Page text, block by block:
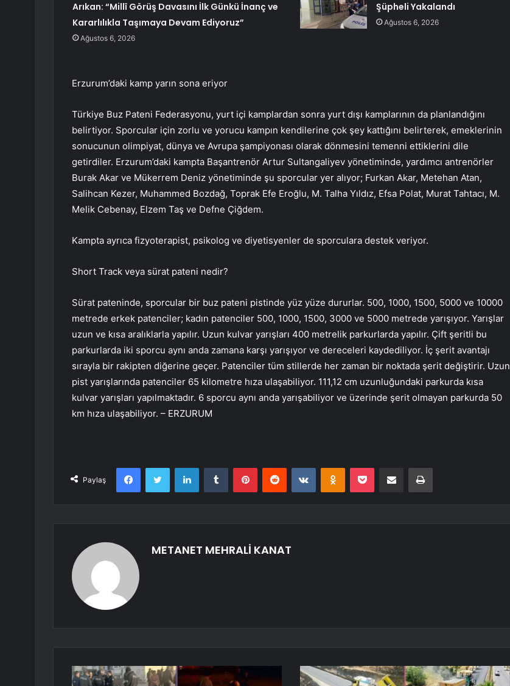
Arıkan: “Millî Görüş Davasını İlk Günkü İnanç ve
Kararlılıkla Taşımaya Devam Ediyoruz”
Ağustos 6, 2026
Şüpheli Yakalandı
Ağustos 6, 2026
Erzurum’daki kamp yarın sona eriyor
Türkiye Buz Pateni Federasyonu, yurt içi kamplardan sonra yurt dışı kamplarının da planlandığını
belirtiyor. Sporcular için zorlu ve yorucu kampın kendilerine çok şey kattığını belirterek, emeklerinin
sonucunun olimpiyat, dünya ve Avrupa şampiyonası olarak dönmesini temenni ettiklerini dile
getirdiler. Erzurum’daki kampta Başantrenör Artur Sultangaliyev yönetiminde, yardımcı antrenörler
Burak Akar ve Mükerrem Deniz yönetiminde şu sporcular yer alıyor; Furkan Akar, Metehan Atan,
Salihcan Kezer, Muhammed Bozdağ, Toprak Efe Eroğlu, M. Talha Yıldız, Efsa Polat, Murat Tahtacı, M.
Melik Cebenay, Elzem Taş ve Defne Çiğdem.
Kampta ayrıca fizyoterapist, psikolog ve diyetisyenler de sporculara destek veriyor.
Short Track veya sürat pateni nedir?
Sürat pateninde, sporcular bir buz pateni pistinde yüz yüze dururlar. 500, 1000, 1500, 5000 ve 10000
metrede erkek patenciler; kadın patenciler 500, 1000, 1500, 3000 ve 5000 metrede yarışıyor. Yarışlar
uzun ve kısa aralıklarla yapılır. Uzun kulvar yarışları 400 metrelik parkurlarda yapılır. Çift şeritli bu
parkurlarda iki sporcu aynı anda zamana karşı yarışıyor ve dereceleri kaydediliyor. İç şerit avantajı
sırayla bir rakipten diğerine geçer. Patenciler tüm stillerde her zaman bir noktada şerit değiştirir. Uzun
pist yarışlarında patenciler 65 kilometre hıza ulaşabiliyor. 111,12 cm uzunluğundaki parkurda kısa
kulvar yarışları yapılmaktadır. 6 sporcu aynı anda yarışabiliyor ve üzerinde şerit olmayan parkurda 50
km hıza ulaşabiliyor. – ERZURUM
Paylaş
FacebookTwitter LinkedInTumblr PinterestReddit VKontakteOdnoklassniki
Pocket E-Posta ile paylaş Yazdır
METANET MEHRALİ KANAT